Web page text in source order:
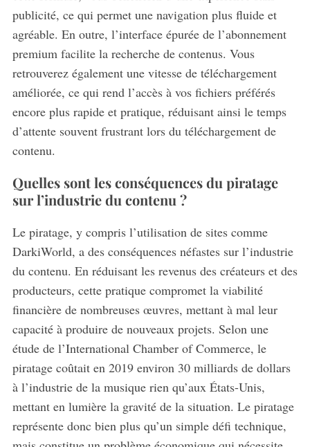
publicité, ce qui permet une navigation plus fluide et
agréable. En outre, l’interface épurée de l’abonnement
premium facilite la recherche de contenus. Vous
retrouverez également une vitesse de téléchargement
améliorée, ce qui rend l’accès à vos fichiers préférés
encore plus rapide et pratique, réduisant ainsi le temps
d’attente souvent frustrant lors du téléchargement de
contenu.
Quelles sont les conséquences du piratage
sur l’industrie du contenu ?
Le piratage, y compris l’utilisation de sites comme
DarkiWorld, a des conséquences néfastes sur l’industrie
du contenu. En réduisant les revenus des créateurs et des
producteurs, cette pratique compromet la viabilité
financière de nombreuses œuvres, mettant à mal leur
capacité à produire de nouveaux projets. Selon une
étude de l’International Chamber of Commerce, le
piratage coûtait en 2019 environ 30 milliards de dollars
à l’industrie de la musique rien qu’aux États-Unis,
mettant en lumière la gravité de la situation. Le piratage
représente donc bien plus qu’un simple défi technique,